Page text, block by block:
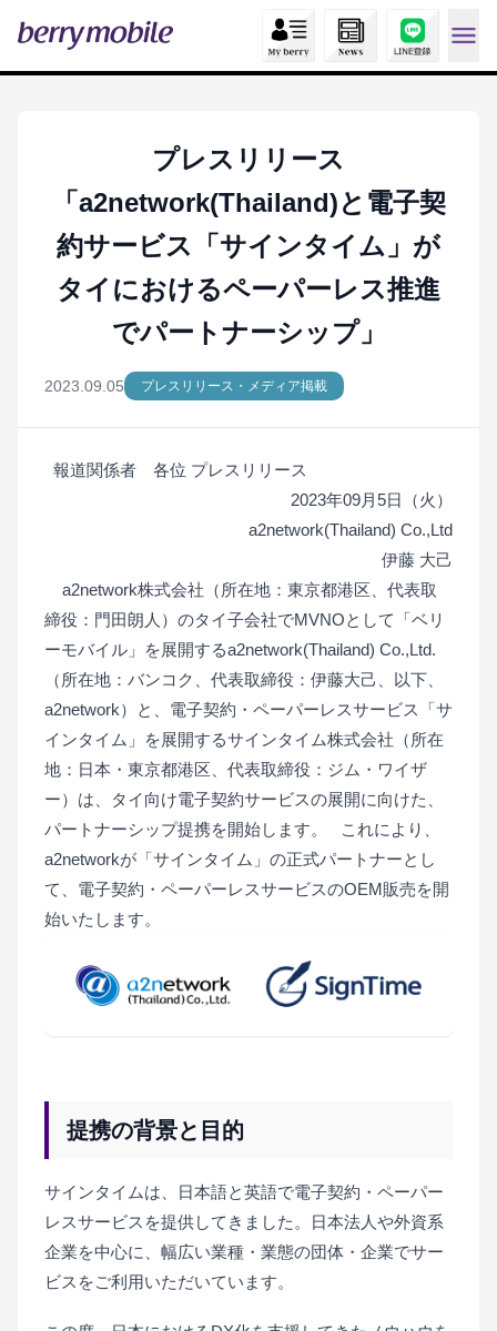
プレスリリース
「a2network(Thailand)と電子契
約サービス「サインタイム」が
タイにおけるペーパーレス推進
でパートナーシップ」
2023.09.05 プレスリリース・メディア掲載
報道関係者 各位 プレスリリース
2023年09月5日（火）
a2network(Thailand) Co.,Ltd
伊藤 大己
a2network株式会社（所在地：東京都港区、代表取
締役：門田朗人）のタイ子会社でMVNOとして「ベリ
ーモバイル」を展開するa2network(Thailand) Co.,Ltd.
（所在地：バンコク、代表取締役：伊藤大己、以下、
a2network）と、電子契約・ペーパーレスサービス「サ
インタイム」を展開するサインタイム株式会社（所在
地：日本・東京都港区、代表取締役：ジム・ワイザ
ー）は、タイ向け電子契約サービスの展開に向けた、
パートナーシップ提携を開始します。
これにより、
a2networkが「サインタイム」の正式パートナーとし
て、電子契約・ペーパーレスサービスのOEM販売を開
始いたします。
提携の背景と目的
サインタイムは、日本語と英語で電子契約・ペーパー
レスサービスを提供してきました。日本法人や外資系
企業を中心に、幅広い業種・業態の団体・企業でサー
ビスをご利用いただいています。